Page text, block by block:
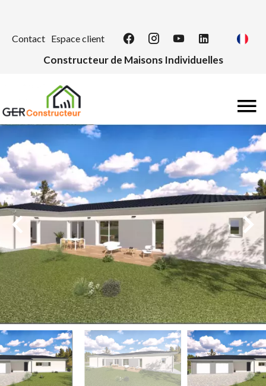
Contact Espace client
Constructeur de Maisons Individuelles